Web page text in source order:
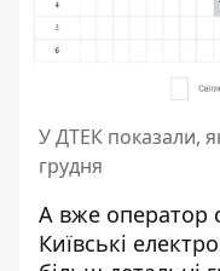
У ДТЕК показали,
грудня
А вже оператор
Київські